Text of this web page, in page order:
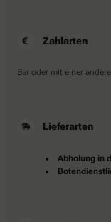
Zahlarten
Bar oder mit einer
Lieferarten
Abholung in